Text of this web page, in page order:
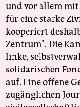
und vor allem mit
für eine starke
kooperiert
Zentrum". Die
linke,
solidarischen
auf. Eine offene
zugänglichen